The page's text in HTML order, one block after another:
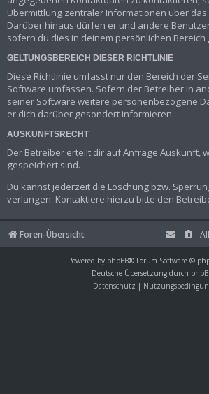
Übermittlung zentraler Informationen über
Darüber hinaus dürfen er und andere
sofern du dies in deinem persönlichen Bereich
GELTUNGSBEREICH DIESER RICHTLINIE
Diese Richtlinie umfasst nur den Bereich der
Software umfassen. Sofern der Betreiber in
seiner Software weitere personenbezogene
er dich darüber gesondert informieren.
AUSKUNFTSRECHT
Der Betreiber erteilt dir auf Anfrage Auskunft,
gespeichert sind.
Du kannst jederzeit die Löschung bzw.
verlangen. Kontaktiere hierzu bitte den
Foren-Übersicht
Powered by phpBB® Forum Software ©
Deutsche Übersetzung durch
Datenschutz |